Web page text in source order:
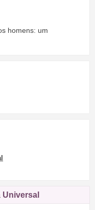
homens: um
Universal